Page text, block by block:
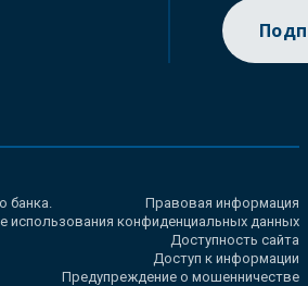
банка.
Правовая информация
использования конфиденциальных данных
Доступность сайта
Доступ к информации
Предупреждение о мошенничестве